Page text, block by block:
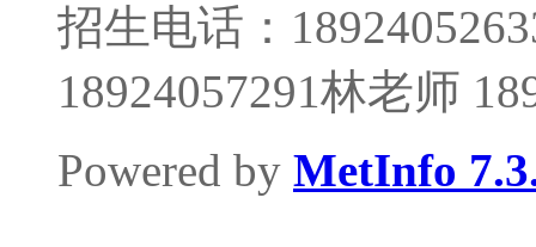
招生电话：
18924057291林老师
Powered by MetInfo